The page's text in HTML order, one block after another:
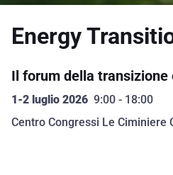
Energy
Il forum della transizione
1-2 luglio 2026 9:00 - 18:00
Centro Congressi Le Ciminiere